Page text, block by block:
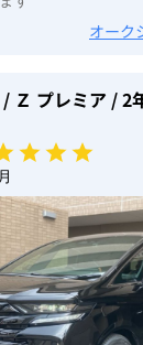
オーク
/ Ｚ プレミア / 2